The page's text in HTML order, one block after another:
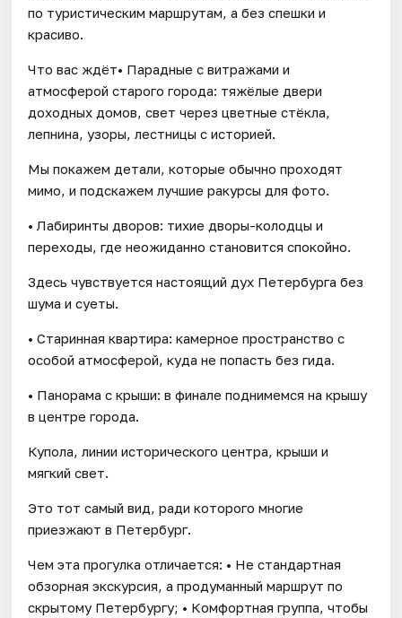
по туристическим маршрутам, а без спешки и
красиво.
Что вас ждёт• Парадные с витражами и
атмосферой старого города: тяжёлые двери
доходных домов, свет через цветные стёкла,
лепнина, узоры, лестницы с историей.
Мы покажем детали, которые обычно проходят
мимо, и подскажем лучшие ракурсы для фото.
• Лабиринты дворов: тихие дворы-колодцы и
переходы, где неожиданно становится спокойно.
Здесь чувствуется настоящий дух Петербурга без
шума и суеты.
• Старинная квартира: камерное пространство с
особой атмосферой, куда не попасть без гида.
• Панорама с крыши: в финале поднимемся на крышу
в центре города.
Купола, линии исторического центра, крыши и
мягкий свет.
Это тот самый вид, ради которого многие
приезжают в Петербург.
Чем эта прогулка отличается: • Не стандартная
обзорная экскурсия, а продуманный маршрут по
скрытому Петербургу; • Комфортная группа, чтобы